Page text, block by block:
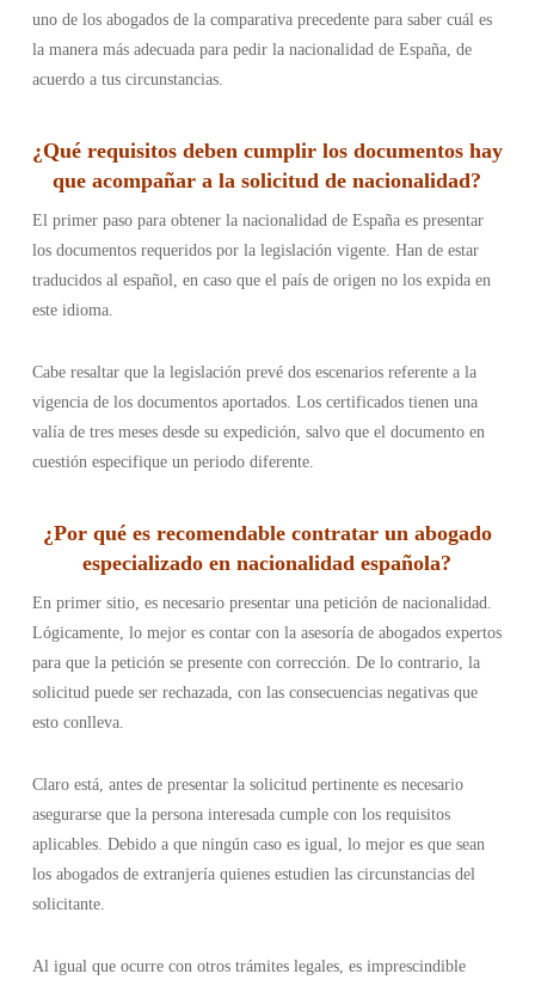
uno de los abogados de la comparativa precedente para saber cuál es
la manera más adecuada para pedir la nacionalidad de España, de
acuerdo a tus circunstancias.
¿Qué requisitos deben cumplir los documentos hay
que acompañar a la solicitud de nacionalidad?
El primer paso para obtener la nacionalidad de España es presentar
los documentos requeridos por la legislación vigente. Han de estar
traducidos al español, en caso que el país de origen no los expida en
este idioma.
Cabe resaltar que la legislación prevé dos escenarios referente a la
vigencia de los documentos aportados. Los certificados tienen una
valía de tres meses desde su expedición, salvo que el documento en
cuestión especifique un periodo diferente.
¿Por qué es recomendable contratar un abogado
especializado en nacionalidad española?
En primer sitio, es necesario presentar una petición de nacionalidad.
Lógicamente, lo mejor es contar con la asesoría de abogados expertos
para que la petición se presente con corrección. De lo contrario, la
solicitud puede ser rechazada, con las consecuencias negativas que
esto conlleva.
Claro está, antes de presentar la solicitud pertinente es necesario
asegurarse que la persona interesada cumple con los requisitos
aplicables. Debido a que ningún caso es igual, lo mejor es que sean
los abogados de extranjería quienes estudien las circunstancias del
solicitante.
Al igual que ocurre con otros trámites legales, es imprescindible